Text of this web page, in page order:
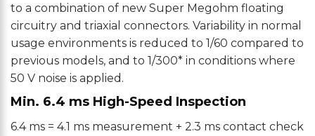
to a combination of new Super Megohm floating
circuitry and triaxial connectors. Variability in normal
usage environments is reduced to 1/60 compared to
previous models, and to 1/300* in conditions where
50 V noise is applied.
Min. 6.4 ms High-Speed Inspection
6.4 ms = 4.1 ms measurement + 2.3 ms contact check